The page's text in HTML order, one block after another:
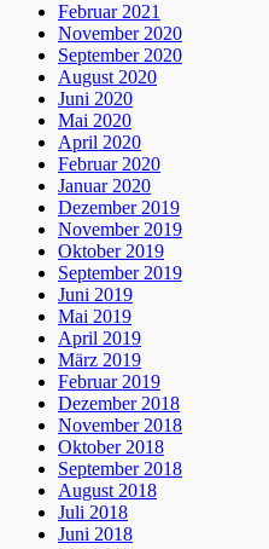
Februar 2021
November 2020
September 2020
August 2020
Juni 2020
Mai 2020
April 2020
Februar 2020
Januar 2020
Dezember 2019
November 2019
Oktober 2019
September 2019
Juni 2019
Mai 2019
April 2019
März 2019
Februar 2019
Dezember 2018
November 2018
Oktober 2018
September 2018
August 2018
Juli 2018
Juni 2018